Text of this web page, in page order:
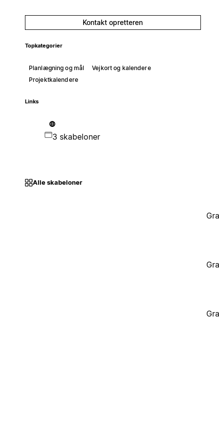
Kontakt opretteren
Topkategorier
Planlægning og mål
Vejkort og kalendere
Projektkalendere
Links
3 skabeloner
Alle skabeloner